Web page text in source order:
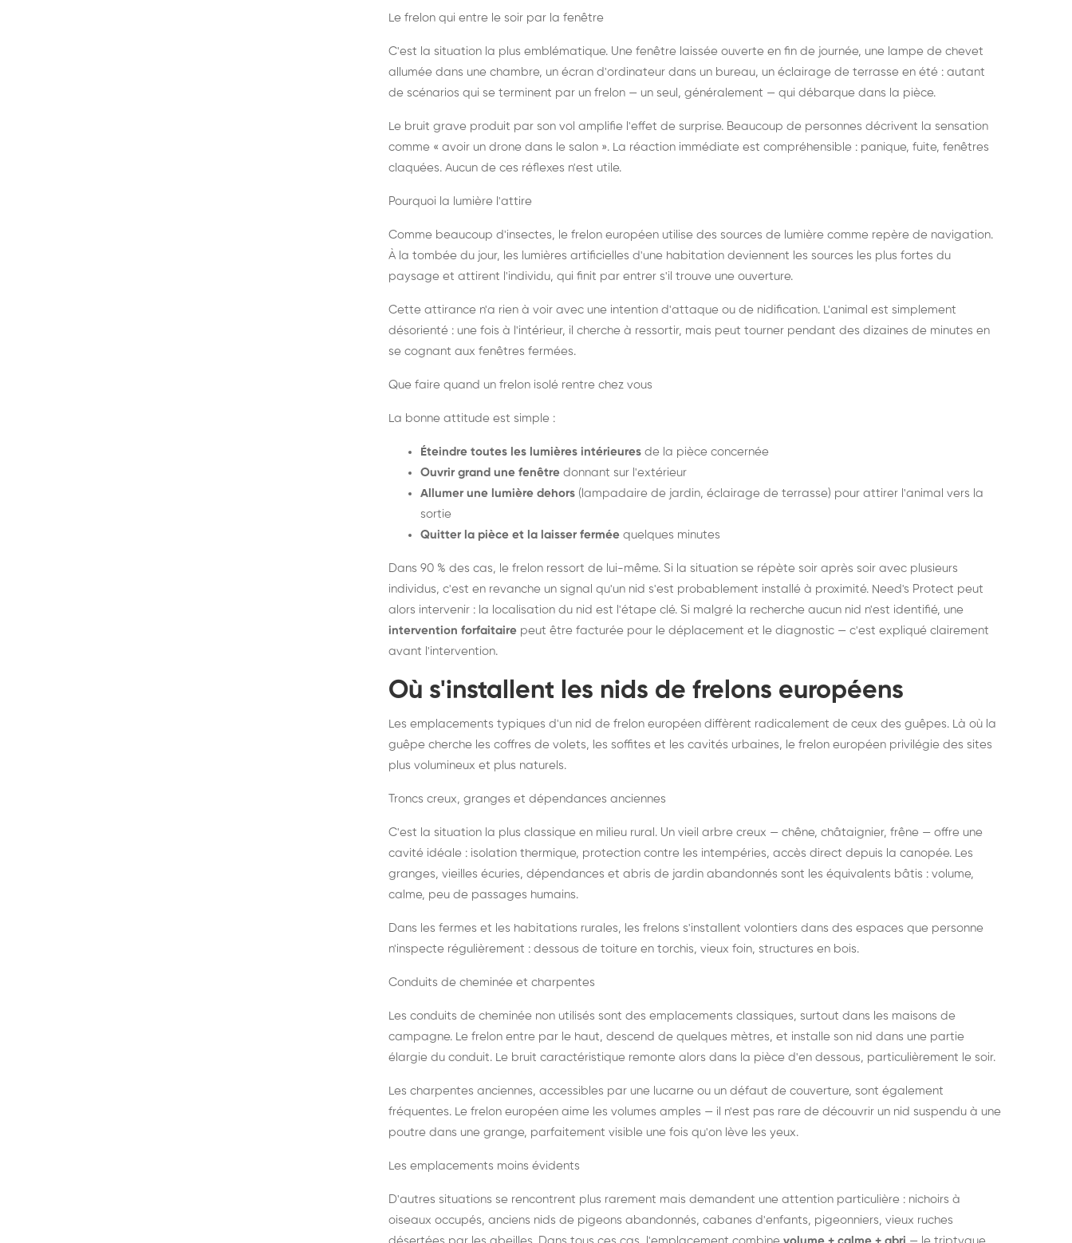
Le frelon qui entre le soir par la fenêtre
C'est la situation la plus emblématique. Une fenêtre laissée ouverte en fin de journée, une lampe de chevet
allumée dans une chambre, un écran d'ordinateur dans un bureau, un éclairage de terrasse en été : autant
de scénarios qui se terminent par un frelon — un seul, généralement — qui débarque dans la pièce.
Le bruit grave produit par son vol amplifie l'effet de surprise. Beaucoup de personnes décrivent la sensation
comme « avoir un drone dans le salon ». La réaction immédiate est compréhensible : panique, fuite, fenêtres
claquées. Aucun de ces réflexes n'est utile.
Pourquoi la lumière l'attire
Comme beaucoup d'insectes, le frelon européen utilise des sources de lumière comme repère de navigation.
À la tombée du jour, les lumières artificielles d'une habitation deviennent les sources les plus fortes du
paysage et attirent l'individu, qui finit par entrer s'il trouve une ouverture.
Cette attirance n'a rien à voir avec une intention d'attaque ou de nidification. L'animal est simplement
désorienté : une fois à l'intérieur, il cherche à ressortir, mais peut tourner pendant des dizaines de minutes en
se cognant aux fenêtres fermées.
Que faire quand un frelon isolé rentre chez vous
La bonne attitude est simple :
Éteindre toutes les lumières intérieures de la pièce concernée
Ouvrir grand une fenêtre donnant sur l'extérieur
Allumer une lumière dehors (lampadaire de jardin, éclairage de terrasse) pour attirer l'animal vers la
sortie
Quitter la pièce et la laisser fermée quelques minutes
Dans 90 % des cas, le frelon ressort de lui-même. Si la situation se répète soir après soir avec plusieurs
individus, c'est en revanche un signal qu'un nid s'est probablement installé à proximité. Need's Protect peut
alors intervenir : la localisation du nid est l'étape clé. Si malgré la recherche aucun nid n'est identifié, une
intervention forfaitaire peut être facturée pour le déplacement et le diagnostic — c'est expliqué clairement
avant l'intervention.
Où s'installent les nids de frelons européens
Les emplacements typiques d'un nid de frelon européen diffèrent radicalement de ceux des guêpes. Là où la
guêpe cherche les coffres de volets, les soffites et les cavités urbaines, le frelon européen privilégie des sites
plus volumineux et plus naturels.
Troncs creux, granges et dépendances anciennes
C'est la situation la plus classique en milieu rural. Un vieil arbre creux — chêne, châtaignier, frêne — offre une
cavité idéale : isolation thermique, protection contre les intempéries, accès direct depuis la canopée. Les
granges, vieilles écuries, dépendances et abris de jardin abandonnés sont les équivalents bâtis : volume,
calme, peu de passages humains.
Dans les fermes et les habitations rurales, les frelons s'installent volontiers dans des espaces que personne
n'inspecte régulièrement : dessous de toiture en torchis, vieux foin, structures en bois.
Conduits de cheminée et charpentes
Les conduits de cheminée non utilisés sont des emplacements classiques, surtout dans les maisons de
campagne. Le frelon entre par le haut, descend de quelques mètres, et installe son nid dans une partie
élargie du conduit. Le bruit caractéristique remonte alors dans la pièce d'en dessous, particulièrement le soir.
Les charpentes anciennes, accessibles par une lucarne ou un défaut de couverture, sont également
fréquentes. Le frelon européen aime les volumes amples — il n'est pas rare de découvrir un nid suspendu à une
poutre dans une grange, parfaitement visible une fois qu'on lève les yeux.
Les emplacements moins évidents
D'autres situations se rencontrent plus rarement mais demandent une attention particulière : nichoirs à
oiseaux occupés, anciens nids de pigeons abandonnés, cabanes d'enfants, pigeonniers, vieux ruches